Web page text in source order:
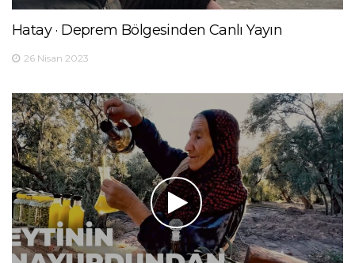
Hatay · Deprem Bölgesinden Canlı Yayın
26 Nisan 2023